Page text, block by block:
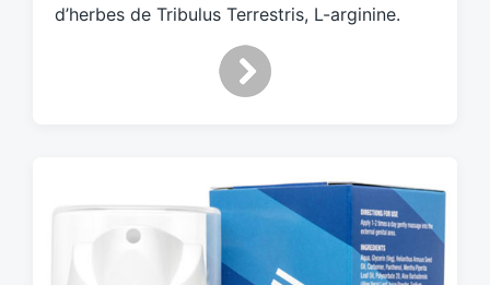
d’herbes de Tribulus Terrestris, L-arginine.